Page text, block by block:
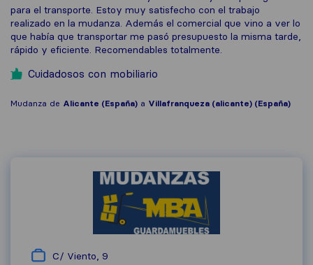
para el transporte. Estoy muy satisfecho con el trabajo
realizado en la mudanza. Además el comercial que vino a ver lo
que había que transportar me pasó presupuesto la misma tarde,
rápido y eficiente. Recomendables totalmente.
Cuidadosos con mobiliario
Mudanza de Alicante (España) a Villafranqueza (alicante) (España)
C/ Viento, 9